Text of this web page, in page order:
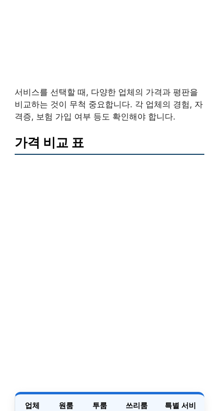
서비스를 선택할 때, 다양한 업체의 가격과 평판을
비교하는 것이 무척 중요합니다. 각 업체의 경험, 자
격증, 보험 가입 여부 등도 확인해야 합니다.
가격 비교 표
업체
원룸
투룸
쓰리룸
특별 서비